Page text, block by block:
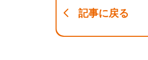
記事に戻る